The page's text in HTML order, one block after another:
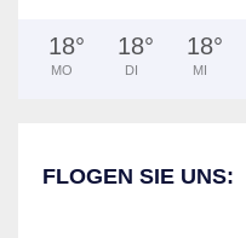
18°
MO
18°
DI
18°
MI
FLOGEN SIE UNS: